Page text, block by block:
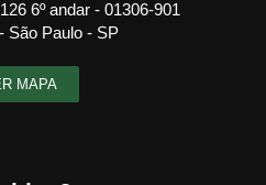
6º andar - 01306-901
São Paulo - SP
MAPA